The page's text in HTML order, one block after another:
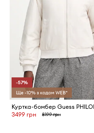
-57%
Ще -10% з кодом WEB*
Куртка-бомбер Guess
3499 грн
8199 грн